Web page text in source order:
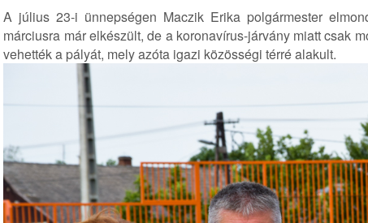
A július 23-i ünnepségen Maczik Erika polgármester
márciusra már elkészült, de a koronavírus-járvány miatt csak
vehették a pályát, mely azóta igazi közösségi térré alakult.